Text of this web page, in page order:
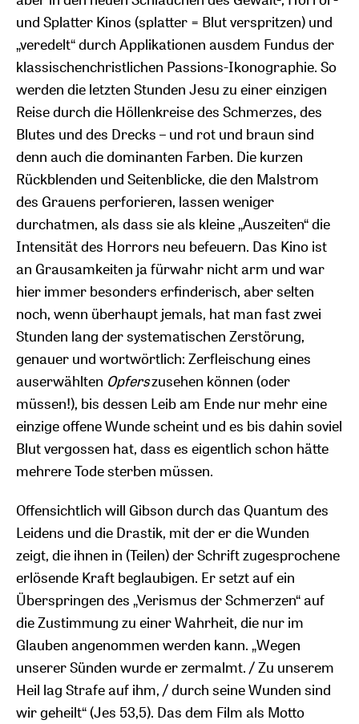
und Splatter Kinos (splatter = Blut verspritzen) und
„veredelt“ durch Applikationen ausdem Fundus der
klassischenchristlichen Passions-Ikonographie. So
werden die letzten Stunden Jesu zu einer einzigen
Reise durch die Höllenkreise des Schmerzes, des
Blutes und des Drecks – und rot und braun sind
denn auch die dominanten Farben. Die kurzen
Rückblenden und Seitenblicke, die den Malstrom
des Grauens perforieren, lassen weniger
durchatmen, als dass sie als kleine „Auszeiten“ die
Intensität des Horrors neu befeuern. Das Kino ist
an Grausamkeiten ja fürwahr nicht arm und war
hier immer besonders erfinderisch, aber selten
noch, wenn überhaupt jemals, hat man fast zwei
Stunden lang der systematischen Zerstörung,
genauer und wortwörtlich: Zerfleischung eines
auserwählten Opferszusehen können (oder
müssen!), bis dessen Leib am Ende nur mehr eine
einzige offene Wunde scheint und es bis dahin soviel
Blut vergossen hat, dass es eigentlich schon hätte
mehrere Tode sterben müssen.
Offensichtlich will Gibson durch das Quantum des
Leidens und die Drastik, mit der er die Wunden
zeigt, die ihnen in (Teilen) der Schrift zugesprochene
erlösende Kraft beglaubigen. Er setzt auf ein
Überspringen des „Verismus der Schmerzen“ auf
die Zustimmung zu einer Wahrheit, die nur im
Glauben angenommen werden kann. „Wegen
unserer Sünden wurde er zermalmt. / Zu unserem
Heil lag Strafe auf ihm, / durch seine Wunden sind
wir geheilt“ (Jes 53,5). Das dem Film als Motto